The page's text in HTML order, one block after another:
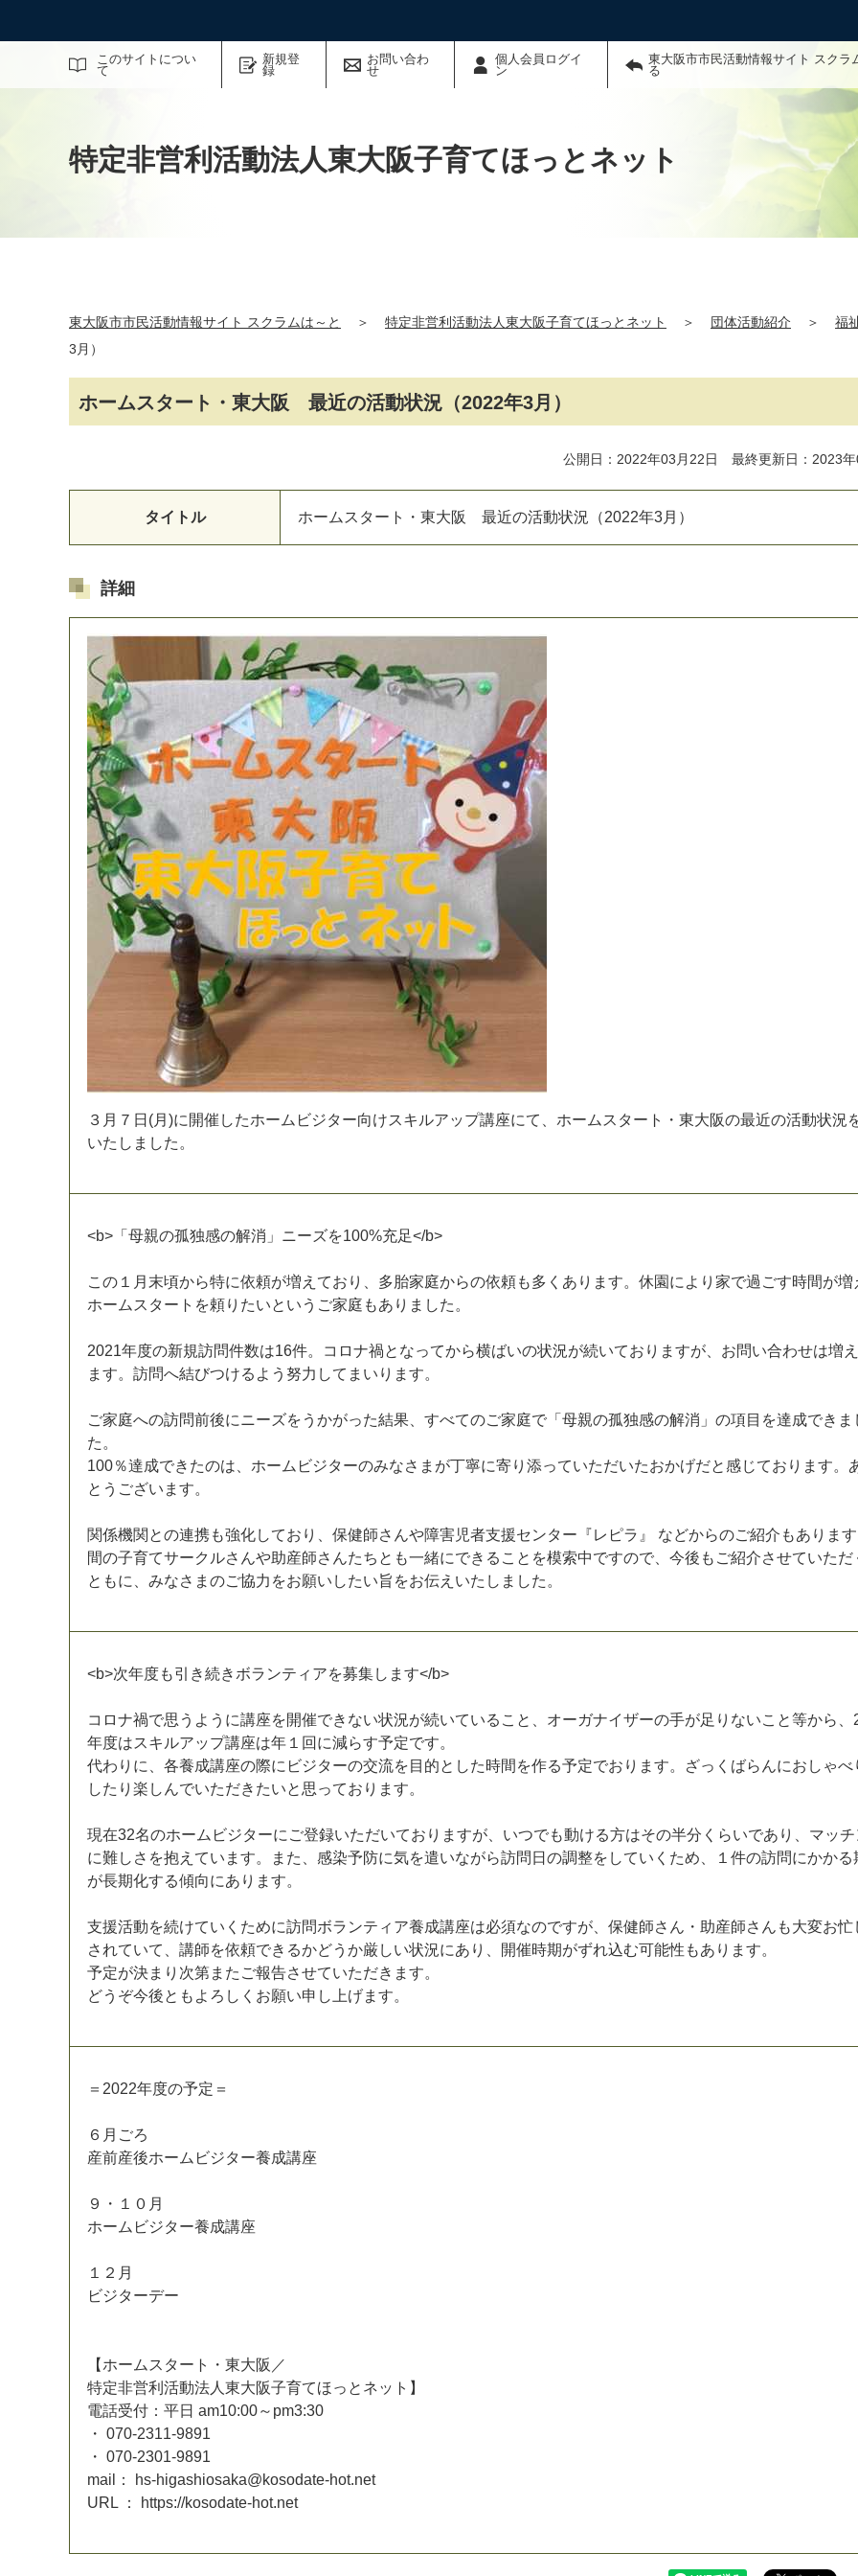
このサイトについ
て
新規登
録
お問い合わ
せ
個人会員ログイ
ン
東大阪市市民活動情報サイト スクラ
る
サイト内検索
特定非営利活動法人東大阪子育てほっとネット
東大阪市市民活動情報サイト スクラムは～と ＞ 特定非営利活動法人東大阪子育てほっとネット ＞ 団体活動紹介 ＞ 福
3月）
ホームスタート・東大阪 最近の活動状況（2022年3月）
公開日：2022年03月22日 最終更新日：2023年
タイトル ホー ム ス ター ト ・ 東大阪 最近の活動状況 （2022年3月 ）
詳細
３ 月 ７ 日 (月 )に 開催 したホー ム ビジター向けスキ ルアップ講座にて ホー ム ス ター ト ・ 東大阪の最近の活動状況
いた し ま した 。
<b> 「 母親の孤独感の解消 」 ニーズを100%充足</b>
こ の １ 月 末頃から特に依頼が増 え てお り 多 胎家庭からの依頼も多 く あ り ま す。 休園 に よ り 家で過 ごす時間が増
ホー ム ス ター ト を頼り たいと い う ご家庭 もあ り ま した 。
2021年度の新規訪問件数は16件。 コ ロナ禍と なってから横ばいの状況が続いてお り ま すが お問い合わせは増 え
ま す。 訪問へ結びつける よ う 努力 して ま い り ま す。
ご家庭への訪問前後にニーズを う かがった結果 すべてのご家庭で 「 母親の孤独感の解消 」 の項目 を達成でき ま
た 。
100％達成でき たのは ホー ム ビジターのみなさ ま が丁寧に寄り 添っていただいたおかげだと感じてお り ま す。
と う ござい ま す。
関係機関 との連携も強化してお り 保健師さ んや障害児者支援センター 『レ ピラ 』 などからのご紹介 もあ り ま す
間の子育てサーク ルさ んや助産師さ んたち と も一緒にでき る こ と を模索中ですので 今後 も ご紹介させていただ
と もに みなさ ま のご協力 をお願い したい旨 をお伝え いた し ま した 。
<b>次年度も引 き続き ボラ ンテ ィ アを募集し ま す</b>
コ ロナ禍で思 う よ う に講座を開催でき ない状況が続いている こ と オーガナイザーの手が足 り ないこ と等から
年度はスキ ルアップ講座は年 １ 回 に減らす予定です。
代わ り に 各養成講座の際に ビジターの交流を 目 的と した時間 を作る予定でお り ま す。 ざっ く ばら んにお し ゃべ
した り 楽 し んでいただき たいと 思ってお り ま す。
現在32名のホー ム ビジターに ご登録いただいてお り ま すが いつでも動ける方はその半分 く らいであ り マッチ
に難し さ を抱え てい ま す。 ま た 感染予防に気を遣いながら訪問 日 の調整を してい く ため １ 件の訪問にかかる
が長期化する傾向にあ り ま す。
支援活動を続けてい く ために訪問ボラ ンテ ィ ア養成講座は必須なのですが 保健師さ ん ・ 助産師さ ん も大変お忙
さ れていて 講師を依頼でき るかどう か厳しい状況にあ り 開催時期がずれ込む可能性 もあ り ま す。
予定が決ま り 次第ま た ご報告させていただき ま す。
どう ぞ今後と も よ ろ し く お願い申 し 上げま す。
＝ 2022年度の予定 ＝
６ 月 ごろ
産前産後ホー ム ビジター養成講座
９ ・ １ ０ 月
ホー ム ビジター養成講座
１ ２ 月
ビジターデー
【 ホー ム ス ター ト ・ 東大阪 ／
特定非営利 活動法 人 東大阪子育てほ っ と ネッ ト 】
電話受付 ： 平日 am10:00～ pm3:30
・ 070-2311-9891
・ 070-2301-9891
mai ： hs-higashiosaka@kosodate-hot.net
UR L ： https://kosodate-hot.net
マイメディア検索